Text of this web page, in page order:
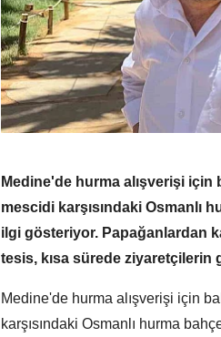
Medine'de hurma alışverişi için
mescidi karşısındaki Osmanlı
ilgi gösteriyor. Papağanlardan
tesis, kısa sürede ziyaretçilerin
Medine'de hurma alışverişi için
karşısındaki Osmanlı hurma